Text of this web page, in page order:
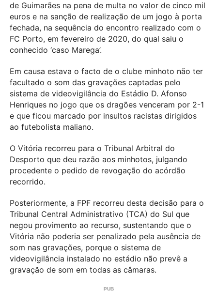
de Guimarães na pena de multa no valor de cinco mil
euros e na sanção de realização de um jogo à porta
fechada, na sequência do encontro realizado com o
FC Porto, em fevereiro de 2020, do qual saiu o
conhecido ‘caso Marega’.
Em causa estava o facto de o clube minhoto não ter
facultado o som das gravações captadas pelo
sistema de videovigilância do Estádio D. Afonso
Henriques no jogo que os dragões venceram por 2-1
e que ficou marcado por insultos racistas dirigidos
ao futebolista maliano.
O Vitória recorreu para o Tribunal Arbitral do
Desporto que deu razão aos minhotos, julgando
procedente o pedido de revogação do acórdão
recorrido.
Posteriormente, a FPF recorreu desta decisão para o
Tribunal Central Administrativo (TCA) do Sul que
negou provimento ao recurso, sustentando que o
Vitória não poderia ser penalizado pela ausência de
som nas gravações, porque o sistema de
videovigilância instalado no estádio não prevê a
gravação de som em todas as câmaras.